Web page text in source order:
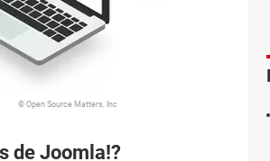
© Open Source Matters, Inc
de Joomla!?